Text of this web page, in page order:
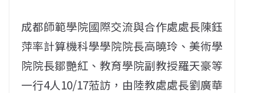
成都師範學院國際交流與合作處處長陳鈺
萍率計算機科學學院院長高曉玲、美術學
院院長鄒艷紅、教育學院副教授羅天豪等
一行4人10/17蒞訪，由陸教處處長劉廣華